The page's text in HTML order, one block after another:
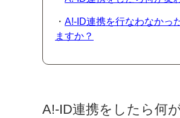
・ A!-ID連携を行なわなかっ
ますか？
A!-ID連携をしたら何